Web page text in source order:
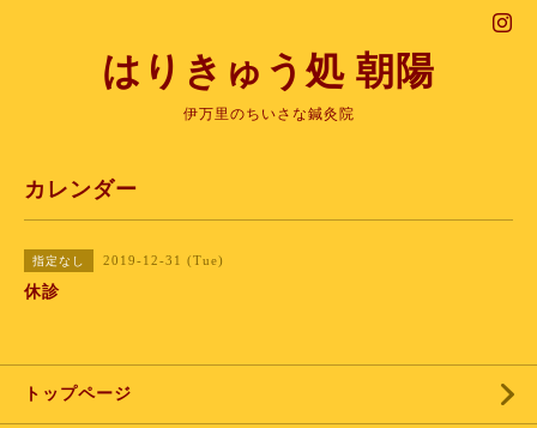
はりきゅう処 朝陽
伊万里のちいさな鍼灸院
カレンダー
指定なし 2019-12-31 (Tue)
休診
トップページ